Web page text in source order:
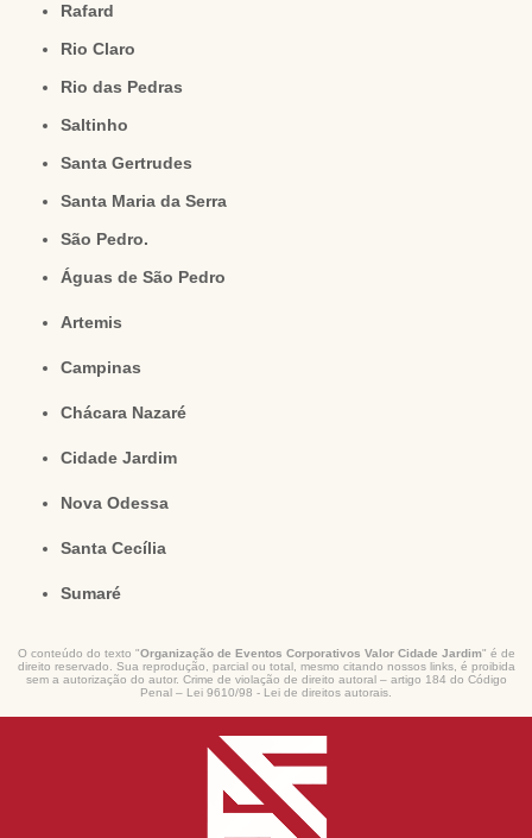
Rafard
Rio Claro
Rio das Pedras
Saltinho
Santa Gertrudes
Santa Maria da Serra
São Pedro.
Águas de São Pedro
Artemis
Campinas
Chácara Nazaré
Cidade Jardim
Nova Odessa
Santa Cecília
Sumaré
O conteúdo do texto "Organização de Eventos Corporativos Valor Cidade Jardim" é de
direito reservado. Sua reprodução, parcial ou total, mesmo citando nossos links, é proibida
sem a autorização do autor. Crime de violação de direito autoral – artigo 184 do Código
Penal – Lei 9610/98 - Lei de direitos autorais